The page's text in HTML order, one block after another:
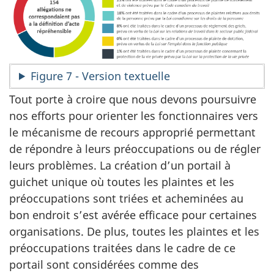
Figure 7 - Version textuelle
Tout porte à croire que nous devons poursuivre
nos efforts pour orienter les fonctionnaires vers
le mécanisme de recours approprié permettant
de répondre à leurs préoccupations ou de régler
leurs problèmes. La création d’un portail à
guichet unique où toutes les plaintes et les
préoccupations sont triées et acheminées au
bon endroit s’est avérée efficace pour certaines
organisations. De plus, toutes les plaintes et les
préoccupations traitées dans le cadre de ce
portail sont considérées comme des